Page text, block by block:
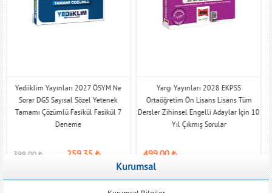
Yediiklim Yayınları 2027 ÖSYM Ne
Sorar DGS Sayısal Sözel Yetenek
Tamamı Çözümlü Fasikül Fasikül 7
Deneme
399,00₺ 259,35₺
Yargı Yayınları 2028 EKPSS
Ortaöğretim Ön Lisans Lisans Tüm
Dersler Zihinsel Engelli Adaylar İçin 10
Yıl Çıkmış Sorular
499,00₺
Kurumsal